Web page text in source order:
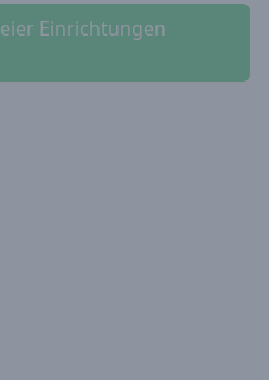
Einrichtungen